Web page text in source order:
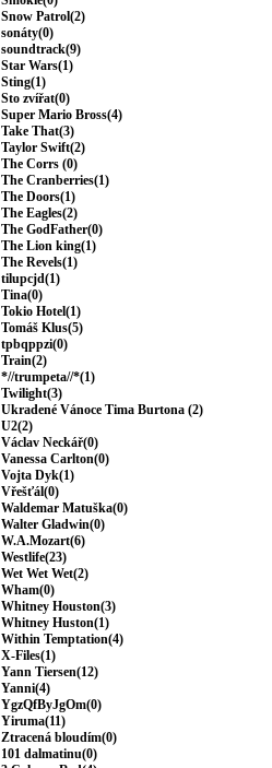
Snow Patrol(2)
sonáty(0)
soundtrack(9)
Star Wars(1)
Sting(1)
Sto zvířat(0)
Super Mario Bross(4)
Take That(3)
Taylor Swift(2)
The Corrs (0)
The Cranberries(1)
The Doors(1)
The Eagles(2)
The GodFather(0)
The Lion king(1)
The Revels(1)
tilupcjd(1)
Tina(0)
Tokio Hotel(1)
Tomáš Klus(5)
tpbqppzi(0)
Train(2)
*//trumpeta//*(1)
Twilight(3)
Ukradené Vánoce Tima Burtona (2)
U2(2)
Václav Neckář(0)
Vanessa Carlton(0)
Vojta Dyk(1)
Vřešťál(0)
Waldemar Matuška(0)
Walter Gladwin(0)
W.A.Mozart(6)
Westlife(23)
Wet Wet Wet(2)
Wham(0)
Whitney Houston(3)
Whitney Huston(1)
Within Temptation(4)
X-Files(1)
Yann Tiersen(12)
Yanni(4)
YgzQfByJgOm(0)
Yiruma(11)
Ztracená bloudím(0)
101 dalmatinu(0)